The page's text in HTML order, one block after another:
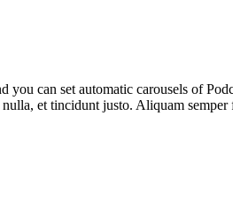
can set automatic carousels of
et tincidunt justo. Aliquam